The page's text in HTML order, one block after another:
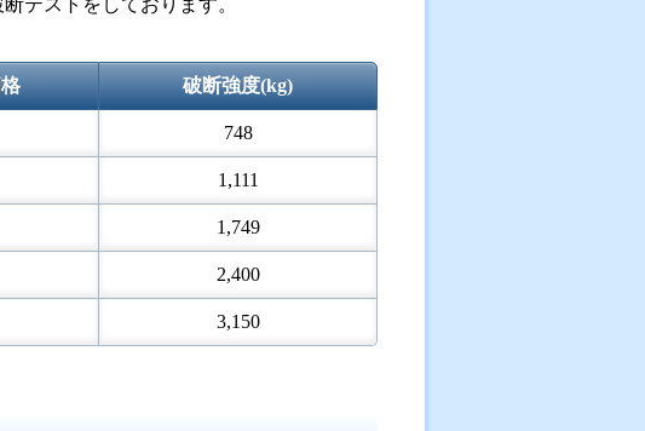
テストをしております。
破断強度(kg)
748
1,111
1,749
2,400
3,150